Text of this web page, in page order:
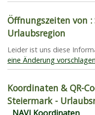
Öffnungszeiten von
Urlaubsregion
Leider ist uns diese
eine Änderung
Koordinaten & QR-
Steiermark -